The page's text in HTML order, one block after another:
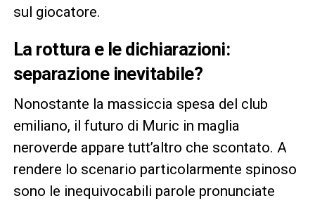
sul giocatore.
La rottura e le dichiarazioni:
separazione inevitabile?
Nonostante la massiccia spesa del club
emiliano, il futuro di Muric in maglia
neroverde appare tutt’altro che scontato. A
rendere lo scenario particolarmente spinoso
sono le inequivocabili parole pronunciate